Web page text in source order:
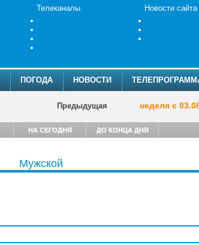
Телеканалы Новости сайта
ПОГОДА НОВОСТИ
Предыдущая неделя с
НА СЕГОДНЯ ДО КОНЦА ДНЯ
Мужской